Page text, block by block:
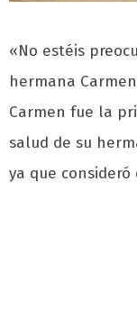
«No estéis
hermana
Carmen fue la
salud de su
ya que